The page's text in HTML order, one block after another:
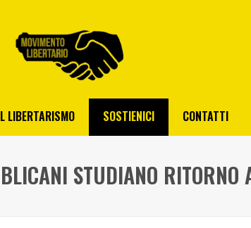
LIBERTARISMO SOSTIENICI CONTATTI
STUDIANO RITORNO